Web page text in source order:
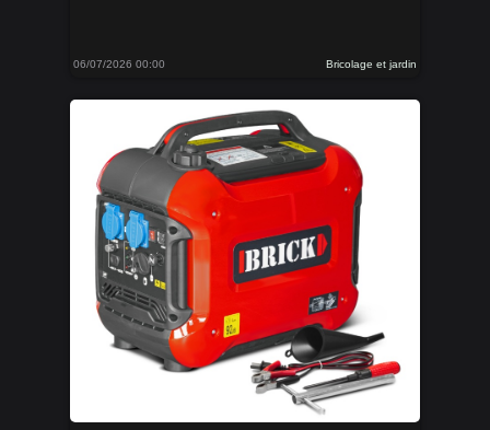
06/07/2026 00:00 Bricolage et jardin